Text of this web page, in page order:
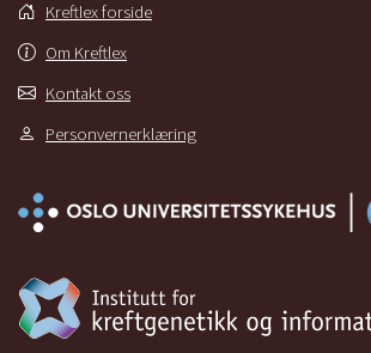
Kreftlex forside
Om Kreftlex
Kontakt oss
Personvernerklæring